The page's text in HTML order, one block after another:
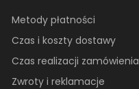
Metody płatności
Czas i koszty dostawy
Czas realizacji zamówienia
Zwroty i reklamacje